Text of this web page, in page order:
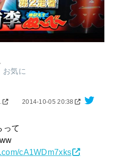
お気に
2014-10-05 20:38
って
cA1WDm7xks